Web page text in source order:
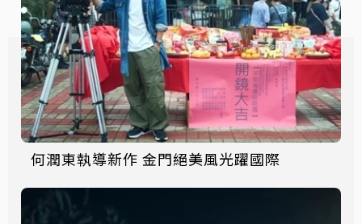
何潤東執導新作 金門絕美風光躍國際